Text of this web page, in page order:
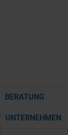
BERATUNG
UNTERNEHMEN